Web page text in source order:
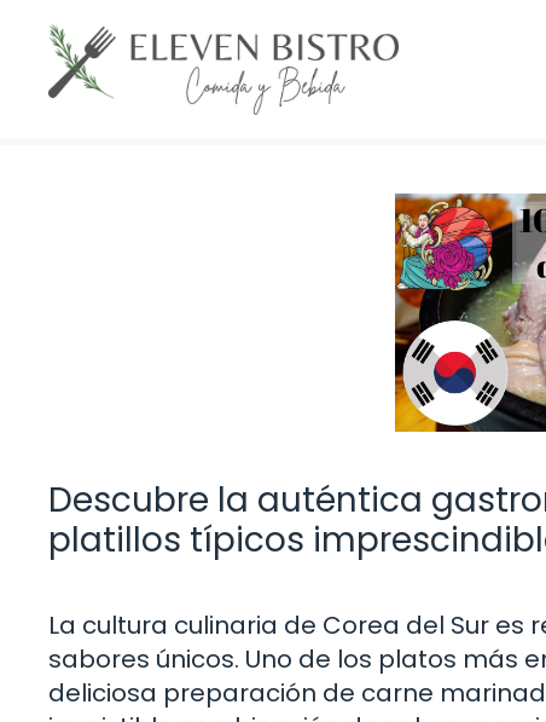
Saltar
contenido
Descubre la auténtica
platillos típicos
La cultura culinaria de Corea del Sur
sabores únicos. Uno de los platos más
deliciosa preparación de carne